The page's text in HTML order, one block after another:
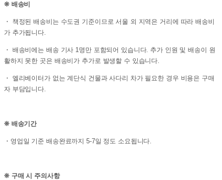
❊ 배송비
・ 책정된 배송비는 수도권 기준이므로 서울 외 지역은 거리에 따라 배송비
가 추가됩니다.
・ 배송비에는 배송 기사 1명만 포함되어 있습니다. 추가 인원 및 배송이 원
활하지 못한 곳은 배송비가 추가로 발생할 수 있습니다.
・ 엘리베이터가 없는 계단식 건물과 사다리 차가 필요한 경우 비용은 구매
자 부담입니다.
❊ 배송기간
・영업일 기준 배송완료까지 5-7일 정도 소요됩니다.
❊ 구매 시 주의사항